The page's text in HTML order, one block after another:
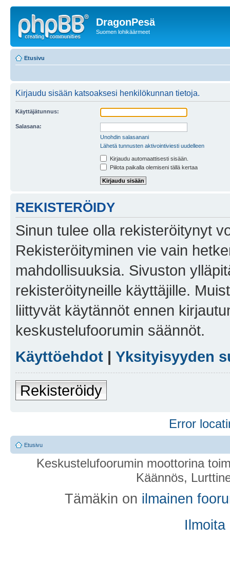
DragonPesä
Suomen lohikäärmeet
Etusivu
Kirjaudu sisään katsoaksesi henkilökunnan tietoja.
Käyttäjätunnus:
Salasana:
Unohdin salasanani
Lähetä tunnusten aktivointiviesti uudelleen
Kirjaudu automaattisesti sisään.
Piilota paikalla olemiseni tällä kertaa
REKISTERÖIDY
Sinun tulee olla rekisteröitynyt
Rekisteröityminen vie vain
mahdollisuuksia. Sivuston
rekisteröityneille käyttäjille.
liittyvät käytännöt ennen
keskustelufoorumin säännöt.
Käyttöehdot | Yksityisyyden
Rekisteröidy
Error
Etusivu
Keskustelufoorumin moottorina
Käännös,
Tämäkin on ilmainen